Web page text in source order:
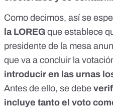
Como decimos, así se
la LOREG que establece
presidente de la mesa
que va a concluir la
introducir en las urnas
Antes de ello, se debe
incluye tanto el voto